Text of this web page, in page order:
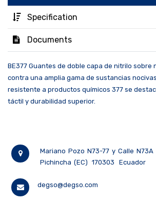
Specification
Documents
BE377 Guantes de doble capa de nitrilo sobre
contra una amplia gama de sustancias
resistente a productos químicos 377 se
táctil y durabilidad superior.
Mariano Pozo N73-77 y Calle N73A
Pichincha (EC)
170303 Ecuador
degso@degso.com